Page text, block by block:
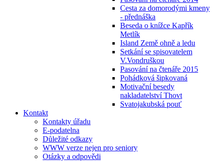
Cesta za domorodými kmeny
- přednáška
Beseda o knížce Kapřík
Metlík
Island Země ohně a ledu
Setkání se spisovatelem
V.Vondruškou
Pasování na čtenáře 2015
Pohádková šipkovaná
Motivační besedy
nakladatelství Thovt
Svatojakubská pouť
Kontakt
Kontakty úřadu
E-podatelna
Důležité odkazy
WWW verze nejen pro seniory
Otázky a odpovědi